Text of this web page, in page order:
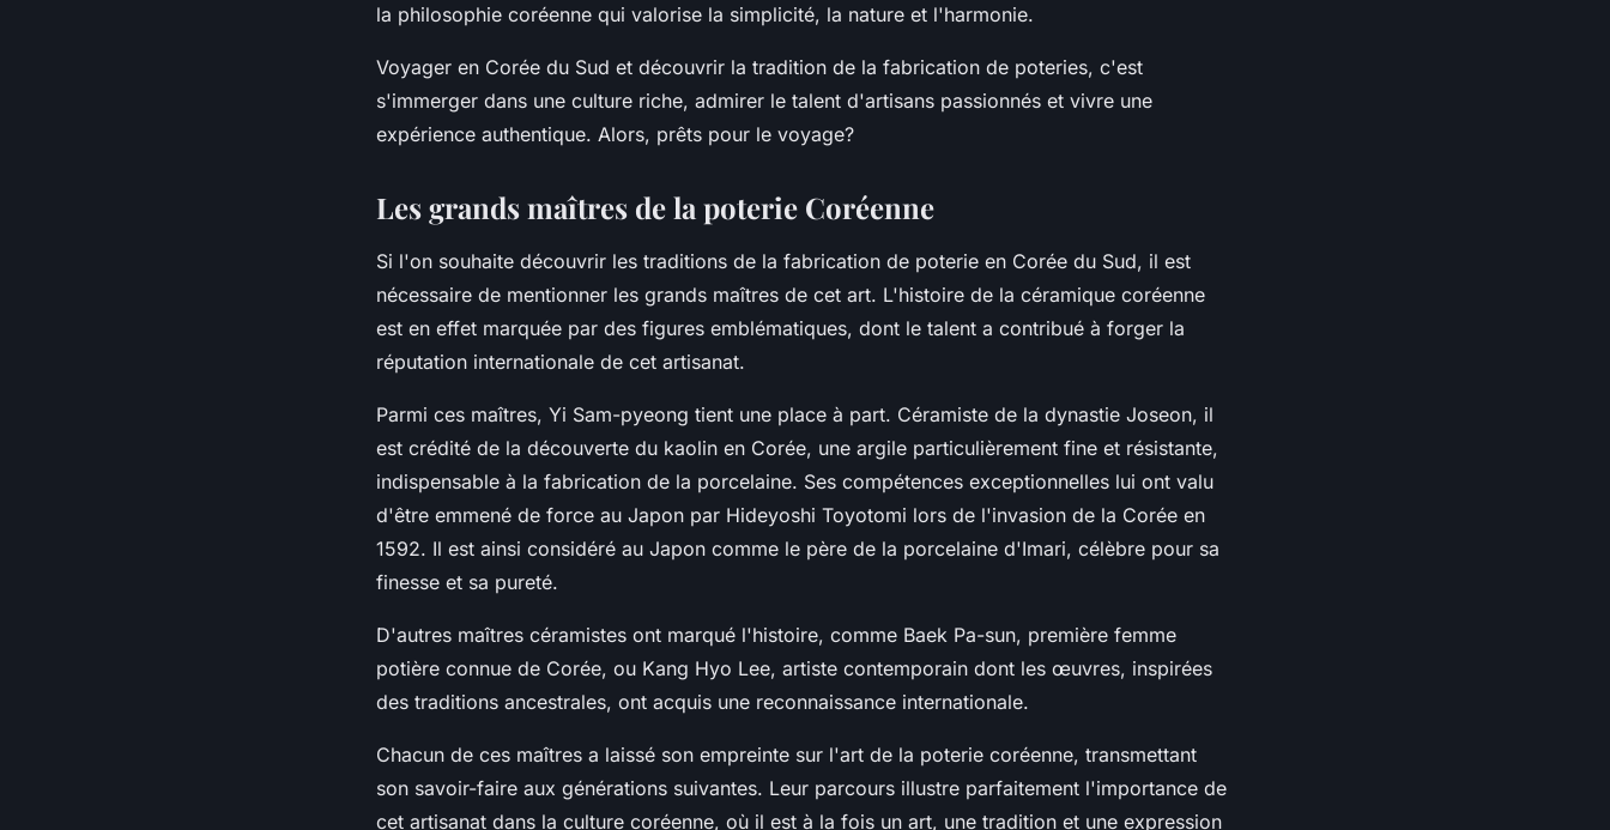
la philosophie coréenne qui valorise la simplicité, la nature et l'harmonie.
Voyager en Corée du Sud et découvrir la tradition de la fabrication de poteries, c'est
s'immerger dans une culture riche, admirer le talent d'artisans passionnés et vivre une
expérience authentique. Alors, prêts pour le voyage?
Les grands maîtres de la poterie Coréenne
Si l'on souhaite découvrir les traditions de la fabrication de poterie en Corée du Sud, il est
nécessaire de mentionner les grands maîtres de cet art. L'histoire de la céramique coréenne
est en effet marquée par des figures emblématiques, dont le talent a contribué à forger la
réputation internationale de cet artisanat.
Parmi ces maîtres, Yi Sam-pyeong tient une place à part. Céramiste de la dynastie Joseon, il
est crédité de la découverte du kaolin en Corée, une argile particulièrement fine et résistante,
indispensable à la fabrication de la porcelaine. Ses compétences exceptionnelles lui ont valu
d'être emmené de force au Japon par Hideyoshi Toyotomi lors de l'invasion de la Corée en
1592. Il est ainsi considéré au Japon comme le père de la porcelaine d'Imari, célèbre pour sa
finesse et sa pureté.
D'autres maîtres céramistes ont marqué l'histoire, comme Baek Pa-sun, première femme
potière connue de Corée, ou Kang Hyo Lee, artiste contemporain dont les œuvres, inspirées
des traditions ancestrales, ont acquis une reconnaissance internationale.
Chacun de ces maîtres a laissé son empreinte sur l'art de la poterie coréenne, transmettant
son savoir-faire aux générations suivantes. Leur parcours illustre parfaitement l'importance de
cet artisanat dans la culture coréenne, où il est à la fois un art, une tradition et une expression